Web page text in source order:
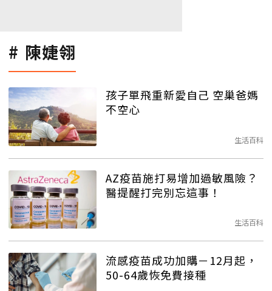
陳婕翎
孩子單飛重新愛自己 空巢爸媽
不空心
生活百科
AZ疫苗施打易增加過敏風險？
醫提醒打完別忘這事！
生活百科
流感疫苗成功加購－12月起，
50-64歲恢免費接種